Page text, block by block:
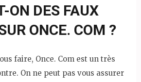
ON DES FAUX
ONCE. COM ?
faire, Once. Com est un très
On ne peut pas vous assurer